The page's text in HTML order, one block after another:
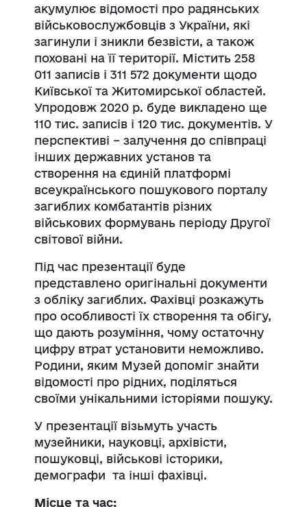
акумулює відомості про радянських
військовослужбовців з України, які
загинули і зникли безвісти, а також
поховані на її території. Містить 258
011 записів і 311 572 документи щодо
Київської та Житомирської областей.
Упродовж 2020 р. буде викладено ще
110 тис. записів і 120 тис. документів. У
перспективі – залучення до співпраці
інших державних установ та
створення на єдиній платформі
всеукраїнського пошукового порталу
загиблих комбатантів різних
військових формувань періоду Другої
світової війни.
Під час презентації буде
представлено оригінальні документи
з обліку загиблих. Фахівці розкажуть
про особливості їх створення та обігу,
що дають розуміння, чому остаточну
цифру втрат установити неможливо.
Родини, яким Музей допоміг знайти
відомості про рідних, поділяться
своїми унікальними історіями пошуку.
У презентації візьмуть участь
музейники, науковці, архівісти,
пошуковці, військові історики,
демографи та інші фахівці.
Місце та час: